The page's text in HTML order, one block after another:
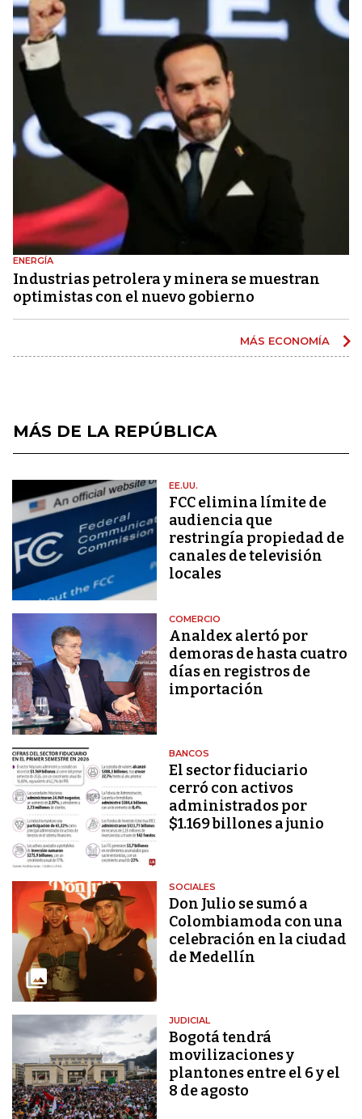
ENERGÍA
Industrias petrolera y minera se muestran
optimistas con el nuevo gobierno
MÁS ECONOMÍA
MÁS DE LA REPÚBLICA
EE.UU.
FCC elimina límite de
audiencia que
restringía propiedad de
canales de televisión
locales
COMERCIO
Analdex alertó por
demoras de hasta cuatro
días en registros de
importación
BANCOS
El sector fiduciario
cerró con activos
administrados por
$1.169 billones a junio
SOCIALES
Don Julio se sumó a
Colombiamoda con una
celebración en la ciudad
de Medellín
JUDICIAL
Bogotá tendrá
movilizaciones y
plantones entre el 6 y el
8 de agosto